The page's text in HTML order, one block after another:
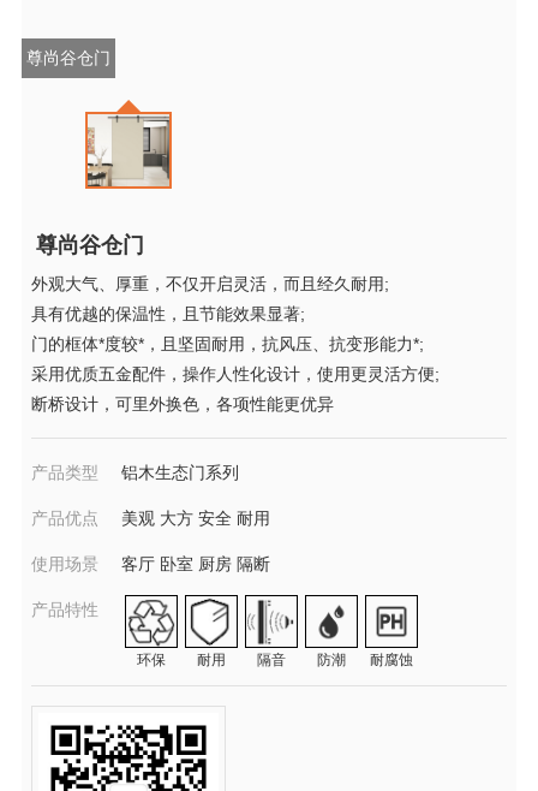
尊尚谷仓门
尊尚谷仓门
外观大气、厚重，不仅开启灵活，而且经久耐用;
具有优越的保温性，且节能效果显著;
门的框体*度较*，且坚固耐用，抗风压、抗变形能力*;
采用优质五金配件，操作人性化设计，使用更灵活方便;
断桥设计，可里外换色，各项性能更优异
产品类型 铝木生态门系列
产品优点 美观 大方 安全 耐用
使用场景 客厅 卧室 厨房 隔断
产品特性
环保 耐用 隔音 防潮 耐腐蚀